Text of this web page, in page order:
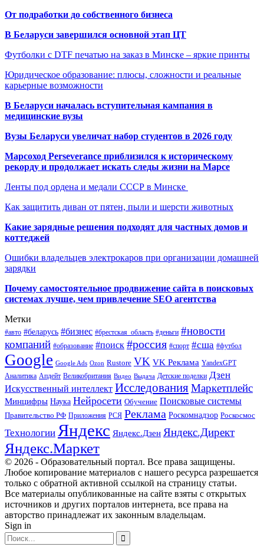
От подработки до собственного бизнеса
В Беларуси завершился основной этап ЦТ
Футболки с DTF печатью на заказ в Минске – яркие принты
Юридическое образование: плюсы, сложности и реальные
карьерные возможности
В Беларуси началась вступительная кампания в
медицинские вузы
Вузы Беларуси увеличат набор студентов в 2026 году
Марсоход Perseverance приблизился к историческому
рекорду и продолжает искать следы жизни на Марсе
Ленты под ордена и медали СССР в Минске
Как защитить диван от пятен, пыли и шерсти животных
Какие зарядные решения подходят для частных домов и
коттеджей
Ошибки владельцев электрокаров при организации домашней
зарядки
Почему самостоятельное продвижение сайта в поисковых
системах лучше, чем привлечение SEO агентства
Метки
#авто #беларусь #бизнес #брестская_область #деньги #новости
компаний #образование #поиск #россия #спорт #сша #футбол
Google Google Ads Ozon Rustore VK VK Реклама YandexGPT
Аналитика Апдейт Великобритания Видео Выдача Детские поделки Дзен
Искусственный интеллект ИсследованияМаркетплейс
Минцифры Наука Нейросети Обучение Поисковые системы
Правительство РФ Приложения РСЯ Реклама Роскомнадзор Роскосмос
Технологии Яндекс Яндекс.Дзен Яндекс.Директ
Яндекс.Маркет
© 2026 - Образовательный портал. Все права защищены.
Любое копирование материалов с нашего ресурса разрешается
только с обратной активной ссылкой на страницу статьи.
Все материалы опубликованные на сайте взяты с открытых
источников и других порталов интернета, все права на
авторство принадлежат их законным владельцам.
Sign in